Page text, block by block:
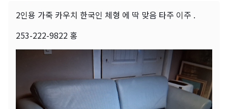
2인용 가죽 카우치 한국인 체형 에 딱 맞음 타주 이주 .
253-222-9822 홍